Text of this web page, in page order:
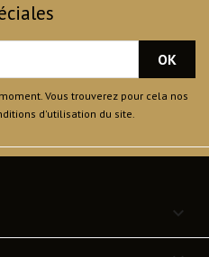
Vous trouverez pour cela nos
d'utilisation du site.
keyboard_arrow_down